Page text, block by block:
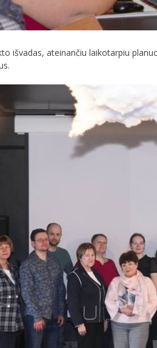
išvadas, ateinančiu laikotarpiu